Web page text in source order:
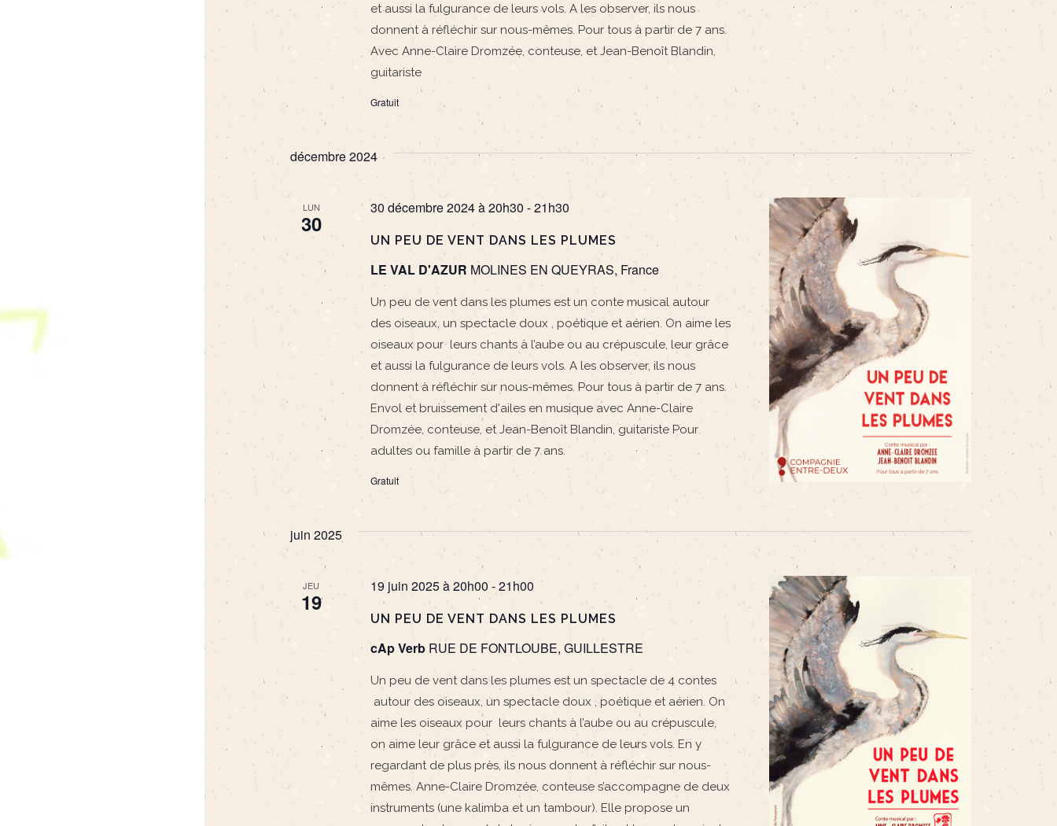
et aussi la fulgurance de leurs vols. A les observer, ils nous
donnent à réfléchir sur nous-mêmes. Pour tous à partir de 7 ans.
Avec Anne-Claire Dromzée, conteuse, et Jean-Benoît Blandin,
guitariste
Gratuit
décembre 2024
LUN
30
UN PEU DE VENT DANS LES PLUMES
30 décembre 2024 à 20h30 -21h30
LE VAL D'AZUR MOLINES EN QUEYRAS, France
Un peu de vent dans les plumes est un conte musical autour
des oiseaux, un spectacle doux , poétique et aérien. On aime les
oiseaux pour leurs chants à l’aube ou au crépuscule, leur grâce
et aussi la fulgurance de leurs vols. A les observer, ils nous
donnent à réfléchir sur nous-mêmes. Pour tous à partir de 7 ans.
Envol et bruissement d'ailes en musique avec Anne-Claire
Dromzée, conteuse, et Jean-Benoît Blandin, guitariste Pour
adultes ou famille à partir de 7 ans.
Gratuit
juin 2025
JEU
19
UN PEU DE VENT DANS LES PLUMES
19 juin 2025 à 20h00-21h00
cAp Verb RUE DE FONTLOUBE, GUILLESTRE
Un peu de vent dans les plumes est un spectacle de 4 contes
autour des oiseaux, un spectacle doux , poétique et aérien. On
aime les oiseaux pour leurs chants à l’aube ou au crépuscule,
on aime leur grâce et aussi la fulgurance de leurs vols. En y
regardant de plus près, ils nous donnent à réfléchir sur nous-
mêmes. Anne-Claire Dromzée, conteuse s’accompagne de deux
instruments (une kalimba et un tambour). Elle propose un